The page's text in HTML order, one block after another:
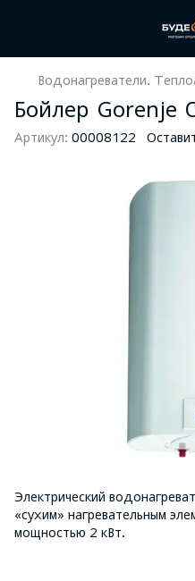
Водонагреватели.
Бойлер Gorenje
Артикул: 00008122
Электрический
«сухим» нагревательным
мощностью 2 кВт.